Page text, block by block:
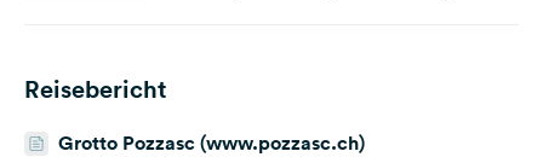
Reisebericht
Grotto Pozzasc (www.pozzasc.ch)